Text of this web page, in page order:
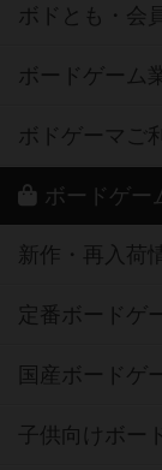
ボドとも・会
ボードゲーム
ボドゲーマご
ボードゲー
新作・再入荷
定番ボードゲ
国産ボードゲ
子供向けボー